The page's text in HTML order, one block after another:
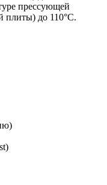
прессующей
плиты) до 110°С.